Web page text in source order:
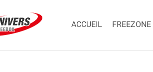
ACCUEIL FREEZONE